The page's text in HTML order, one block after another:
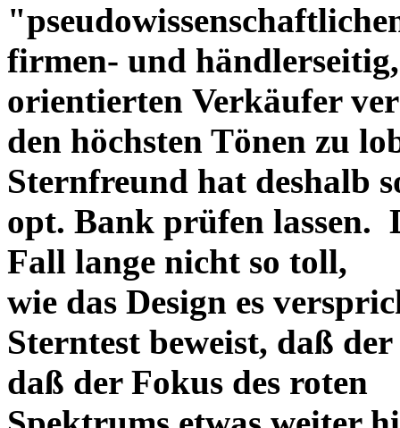
firmen- und
orientierten Verkäufer
den höchsten Tönen zu
Sternfreund hat deshalb
opt. Bank prüfen lassen.
Fall lange nicht so toll,
wie das Design es
Sterntest beweist, daß
daß der Fokus des roten